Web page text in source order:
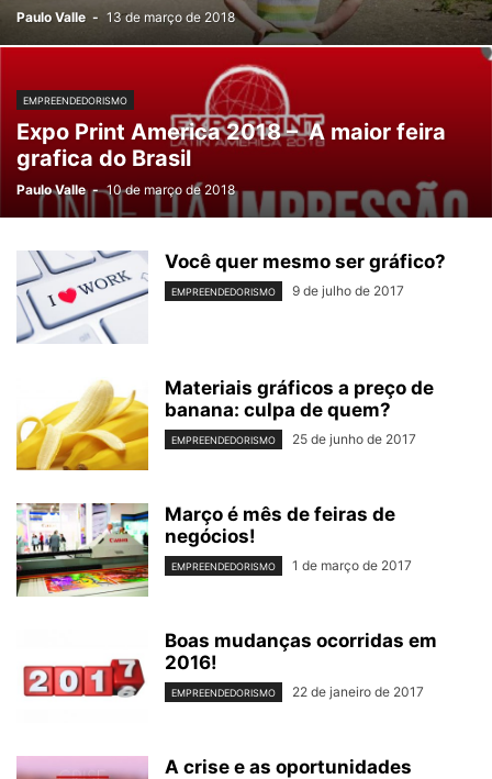
Paulo Valle - 13 de março de 2018
EMPREENDEDORISMO
Expo Print America 2018 – A maior feira
grafica do Brasil
Paulo Valle - 10 de março de 2018
Você quer mesmo ser gráfico?
EMPREENDEDORISMO 9 de julho de 2017
Materiais gráficos a preço de
banana: culpa de quem?
EMPREENDEDORISMO 25 de junho de 2017
Março é mês de feiras de
negócios!
EMPREENDEDORISMO 1 de março de 2017
Boas mudanças ocorridas em
2016!
EMPREENDEDORISMO 22 de janeiro de 2017
A crise e as oportunidades